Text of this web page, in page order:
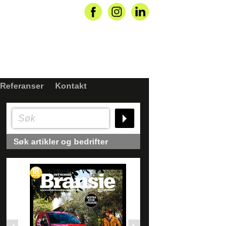
Referanser Kontakt
Søk artikler og bedrifter